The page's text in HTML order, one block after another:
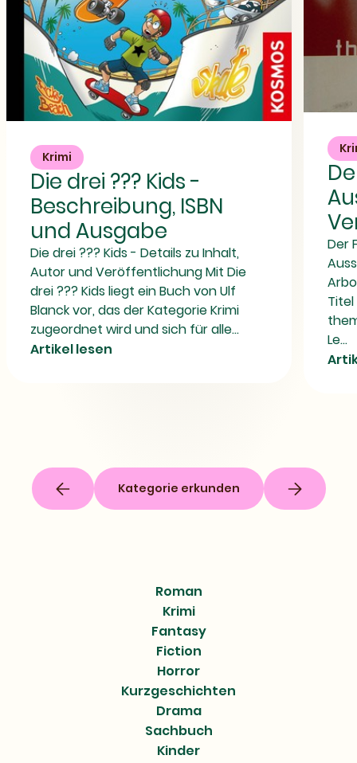
Beschreibung,
Ausgabe
Krimi
Die drei ??? Kids -
Beschreibung, ISBN
und Ausgabe
Die drei ??? Kids - Details zu Inhalt,
Autor und Veröffentlichung Mit Die
drei ??? Kids liegt ein Buch von Ulf
Blanck vor, das der Kategorie Krimi
zugeordnet wird und sich für alle...
Artikel lesen
Arbogast
Ausgabe
Verlagsinfos
Der
Titel
Le...
Kategorie erkunden
Roman
Krimi
Fantasy
Fiction
Horror
Kurzgeschichten
Drama
Sachbuch
Kinder